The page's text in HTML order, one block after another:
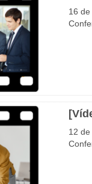
16
12